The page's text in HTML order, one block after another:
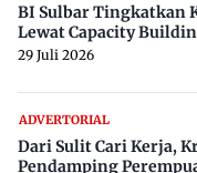
BI Sulbar Tingkatkan
Lewat Capacity
29 Juli 2026
ADVERTORIAL
Dari Sulit Cari Kerja,
Pendamping